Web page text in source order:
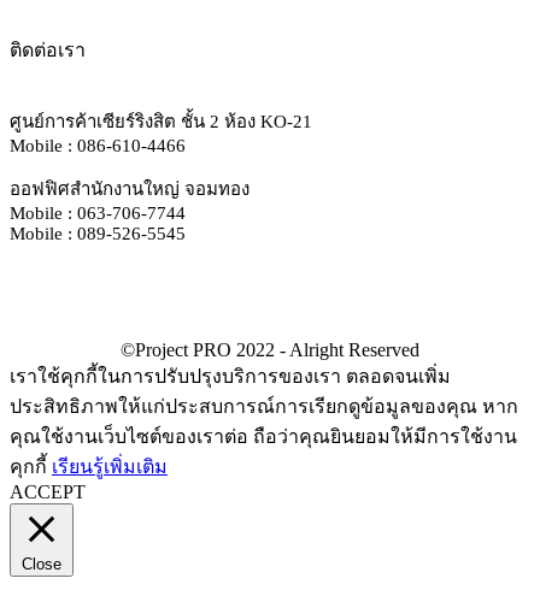
ติดต่อเรา
ศูนย์การค้าเซียร์ริงสิต ชั้น 2 ห้อง KO-21
Mobile : 086-610-4466
ออฟฟิศสำนักงานใหญ่ จอมทอง
Mobile : 063-706-7744
Mobile : 089-526-5545
เราใช้คุกกี้ในการปรับปรุงบริการของเรา ตลอดจนเพิ่ม
ประสิทธิภาพให้แก่ประสบการณ์การเรียกดูข้อมูลของคุณ หาก
คุณใช้งานเว็บไซต์ของเราต่อ ถือว่าคุณยินยอมให้มีการใช้งาน
คุกกี้ เรียนรู้เพิ่มเติม
ACCEPT
Close